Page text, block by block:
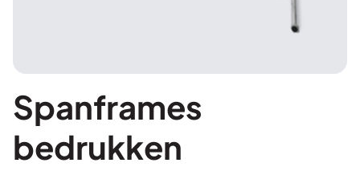
Spanframes
bedrukken